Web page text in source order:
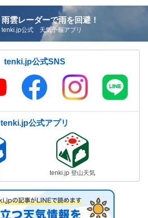
雨雲レーダーで雨を回避！
tenki.jp公式 天気予報アプリ
tenki.jp公式SNS
tenki.jp公式アプリ
tenki.jp 登山天気